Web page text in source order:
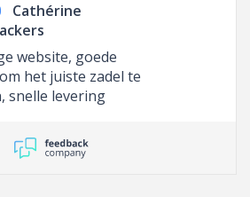
Cathérine
website, goede
het juiste zadel te
snelle levering